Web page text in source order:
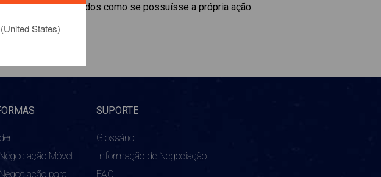
e receba dividendos como se possuísse a própria ação.
click here
Móvel
para
SUPORTE
Glossário
Informação de Negociação
FAQ
States)